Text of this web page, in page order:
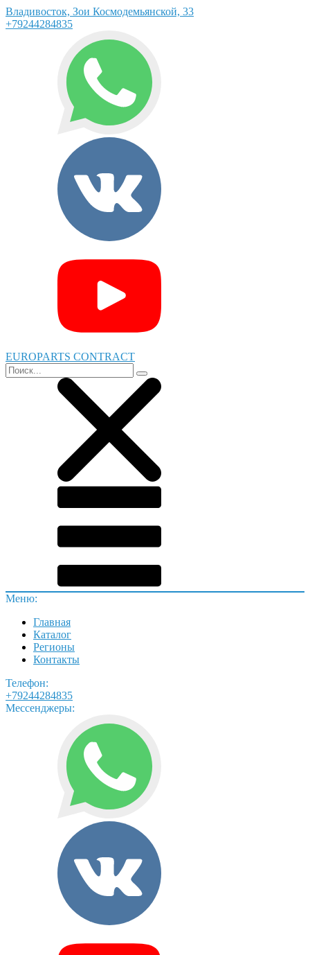
Владивосток, Зои Космодемьянской, 33
+79244284835
EUROPARTS CONTRACT
Меню:
Главная
Каталог
Регионы
Контакты
Телефон:
+79244284835
Мессенджеры: